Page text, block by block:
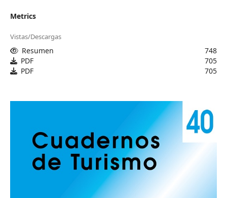
Metrics
Vistas/Descargas
Resumen
748
PDF
705
PDF
705